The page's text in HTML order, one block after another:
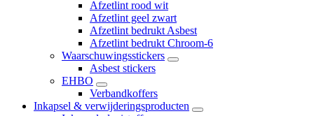
Afzetlint rood wit
Afzetlint geel zwart
Afzetlint bedrukt Asbest
Afzetlint bedrukt Chroom-6
Waarschuwingsstickers
Asbest stickers
EHBO
Verbandkoffers
Inkapsel & verwijderingsproducten